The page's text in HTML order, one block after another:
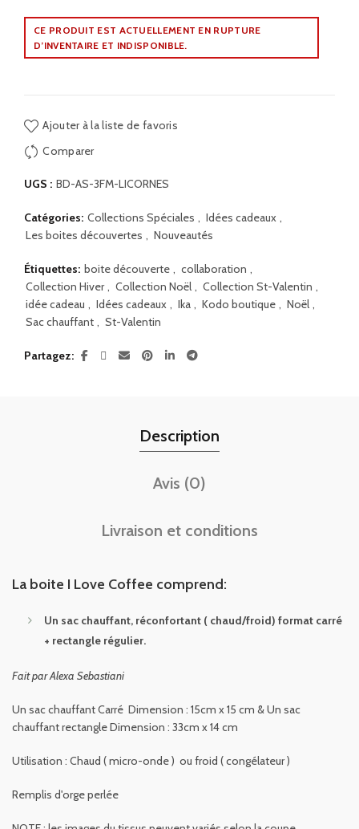
CE PRODUIT EST ACTUELLEMENT EN RUPTURE
D’INVENTAIRE ET INDISPONIBLE.
Ajouter à la liste de favoris
Comparer
UGS : BD-AS-3FM-LICORNES
Catégories: Collections Spéciales , Idées cadeaux ,
Les boites découvertes , Nouveautés
Étiquettes: boite découverte , collaboration ,
Collection Hiver , Collection Noël , Collection St-Valentin ,
idée cadeau , Idées cadeaux , Ika , Kodo boutique , Noël ,
Sac chauffant , St-Valentin
Partagez
Description
Avis (0)
Livraison et conditions
La boite I Love Coffee comprend:
Un sac chauffant, réconfortant ( chaud/froid) format carré
+ rectangle régulier.
Fait par Alexa Sebastiani
Un sac chauffant Carré Dimension : 15cm x 15 cm & Un sac
chauffant rectangle Dimension : 33cm x 14 cm
Utilisation : Chaud ( micro-onde ) ou froid ( congélateur )
Remplis d'orge perlée